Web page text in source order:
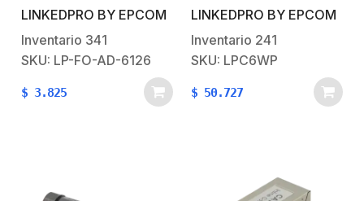
SimplexCompatibe con
estandar Keystone
LINKEDPRO BY EPCOM
Inventario 341
SKU: LP-FO-AD-6126
$ 3.825
clasificación IP68 para
operar en entornos bajo
el agua, donde hay
polvo u otros entornos
similares. Características
LINKEDPRO BY EPCOM
Inventario 241
SKU: LPC6WP
$ 50.727